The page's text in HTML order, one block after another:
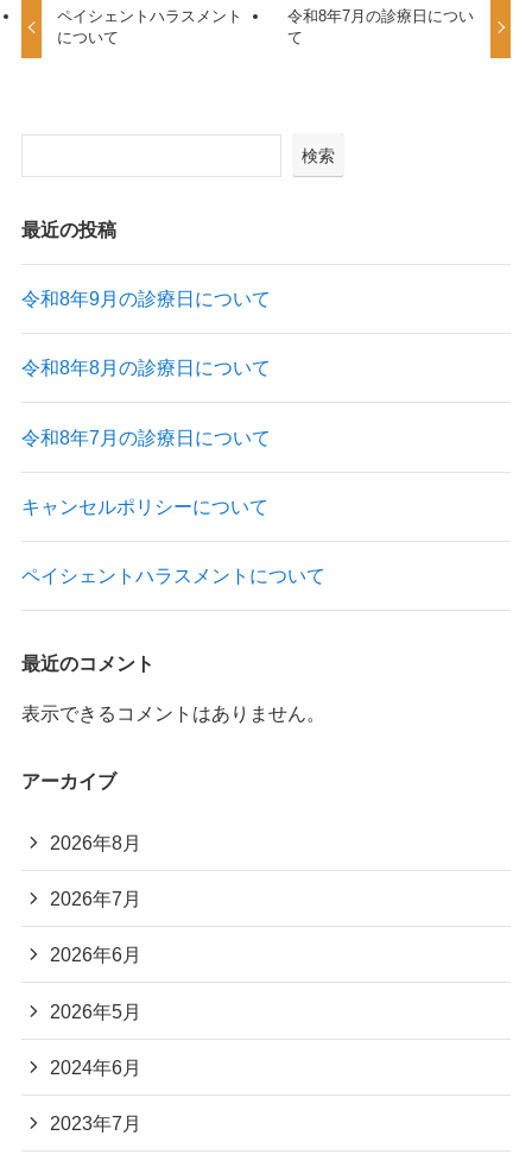
ペイシェントハラスメント
について
令和8年7月の診療日につい
て
検索
最近の投稿
令和8年9月の診療日について
令和8年8月の診療日について
令和8年7月の診療日について
キャンセルポリシーについて
ペイシェントハラスメントについて
最近のコメント
表示できるコメントはありません。
アーカイブ
2026年8月
2026年7月
2026年6月
2026年5月
2024年6月
2023年7月